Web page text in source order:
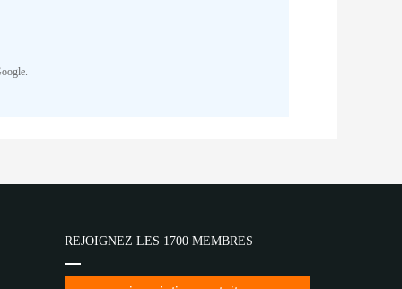
REJOIGNEZ LES 1700 MEMBRES